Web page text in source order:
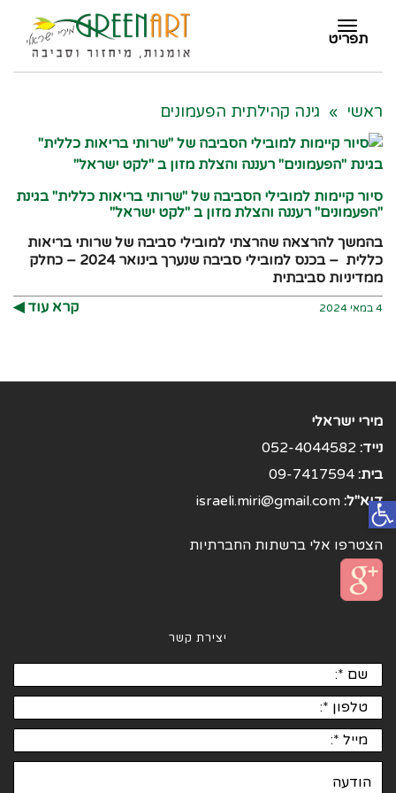
פתח סרגל נגישות
תפריט
תפריט
ראשי » גינה קהילתית הפעמונים
סיור קיימות למובילי הסביבה של "שרותי בריאות כללית" בגינת
"הפעמונים" רעננה והצלת מזון ב "לקט ישראל"
בהמשך להרצאה שהרצתי למובילי סביבה של שרותי בריאות
כללית – בכנס למובילי סביבה שנערך בינואר 2024 – כחלק
ממדיניות סביבתית
4 במאי 2024 קרא עוד ◀︎
מירי ישראלי
נייד: 052-4044582
בית: 09-7417594
דוא"ל: israeli.miri@gmail.com
הצטרפו אלי ברשתות החברתיות
יצירת קשר